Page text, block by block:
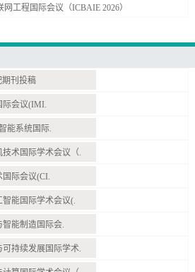
工程国际会议（ICBAIE 2026）
刊投稿
际会议(IMI.
能系统国际.
术国际学术会议（.
国际会议(CI.
能国际学术会议(.
智能制造国际会.
持续发展国际学术.